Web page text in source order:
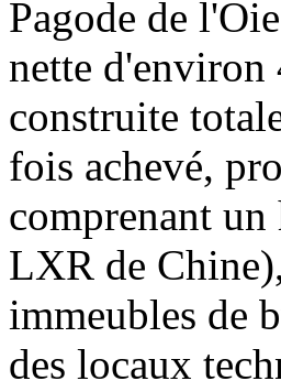
Pagode de
nette d'environ
construite
fois achevé,
comprenant
LXR de
immeubles de
des locaux